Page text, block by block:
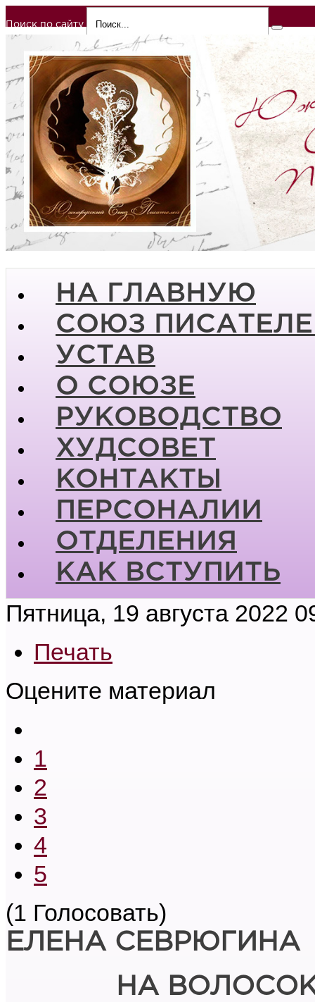
Поиск по сайту
НА ГЛАВНУЮ
СОЮЗ
УСТАВ
О СОЮЗЕ
РУКОВОДСТВО
ХУДСОВЕТ
КОНТАКТЫ
ПЕРСОНАЛИИ
ОТДЕЛЕНИЯ
КАК ВСТУПИТЬ
Пятница, 19 августа 2022
Печать
Оцените материал
1
2
3
4
5
(1 Голосовать)
ЕЛЕНА СЕВРЮГИНА
НА